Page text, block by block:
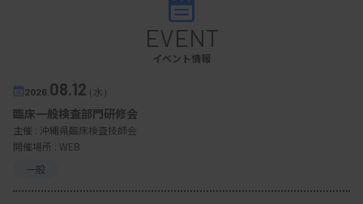
EVENT
イベント情報
2026. 08.12（水）
臨床一般検査部門研修会
主催 : 沖縄県臨床検査技師会
開催場所 : WEB
一般